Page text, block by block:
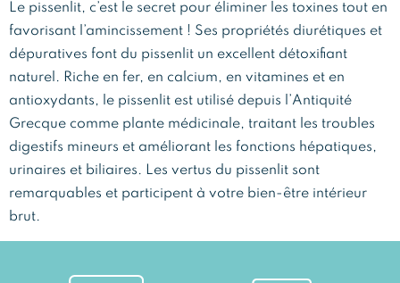
Le pissenlit, c’est le secret pour éliminer les toxines tout en
favorisant l’amincissement ! Ses propriétés diurétiques et
dépuratives font du pissenlit un excellent détoxifiant
naturel. Riche en fer, en calcium, en vitamines et en
antioxydants, le pissenlit est utilisé depuis l’Antiquité
Grecque comme plante médicinale, traitant les troubles
digestifs mineurs et améliorant les fonctions hépatiques,
urinaires et biliaires. Les vertus du pissenlit sont
remarquables et participent à votre bien-être intérieur
brut.